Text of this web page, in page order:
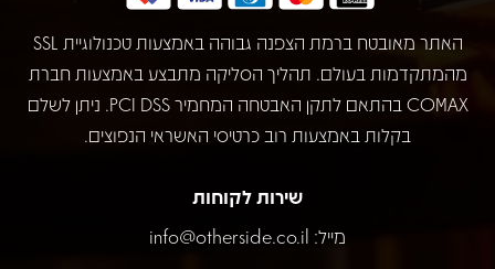
האתר מאובטח ברמת הצפנה גבוהה באמצעות טכנולוגיית SSL
מהמתקדמות בעולם. תהליך הסליקה מתבצע באמצעות חברת
COMAX בהתאם לתקן האבטחה המחמיר PCI DSS. ניתן לשלם
בקלות באמצעות רוב כרטיסי האשראי הנפוצים.
שירות לקוחות
מייל: info@otherside.co.il